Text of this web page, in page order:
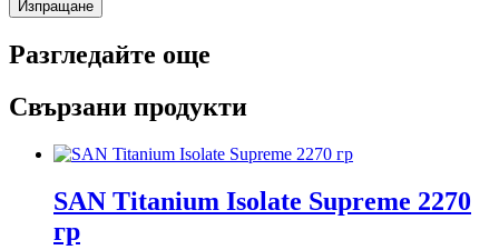
Разгледайте още
Свързани продукти
SAN Titanium Isolate Supreme 2270
гр